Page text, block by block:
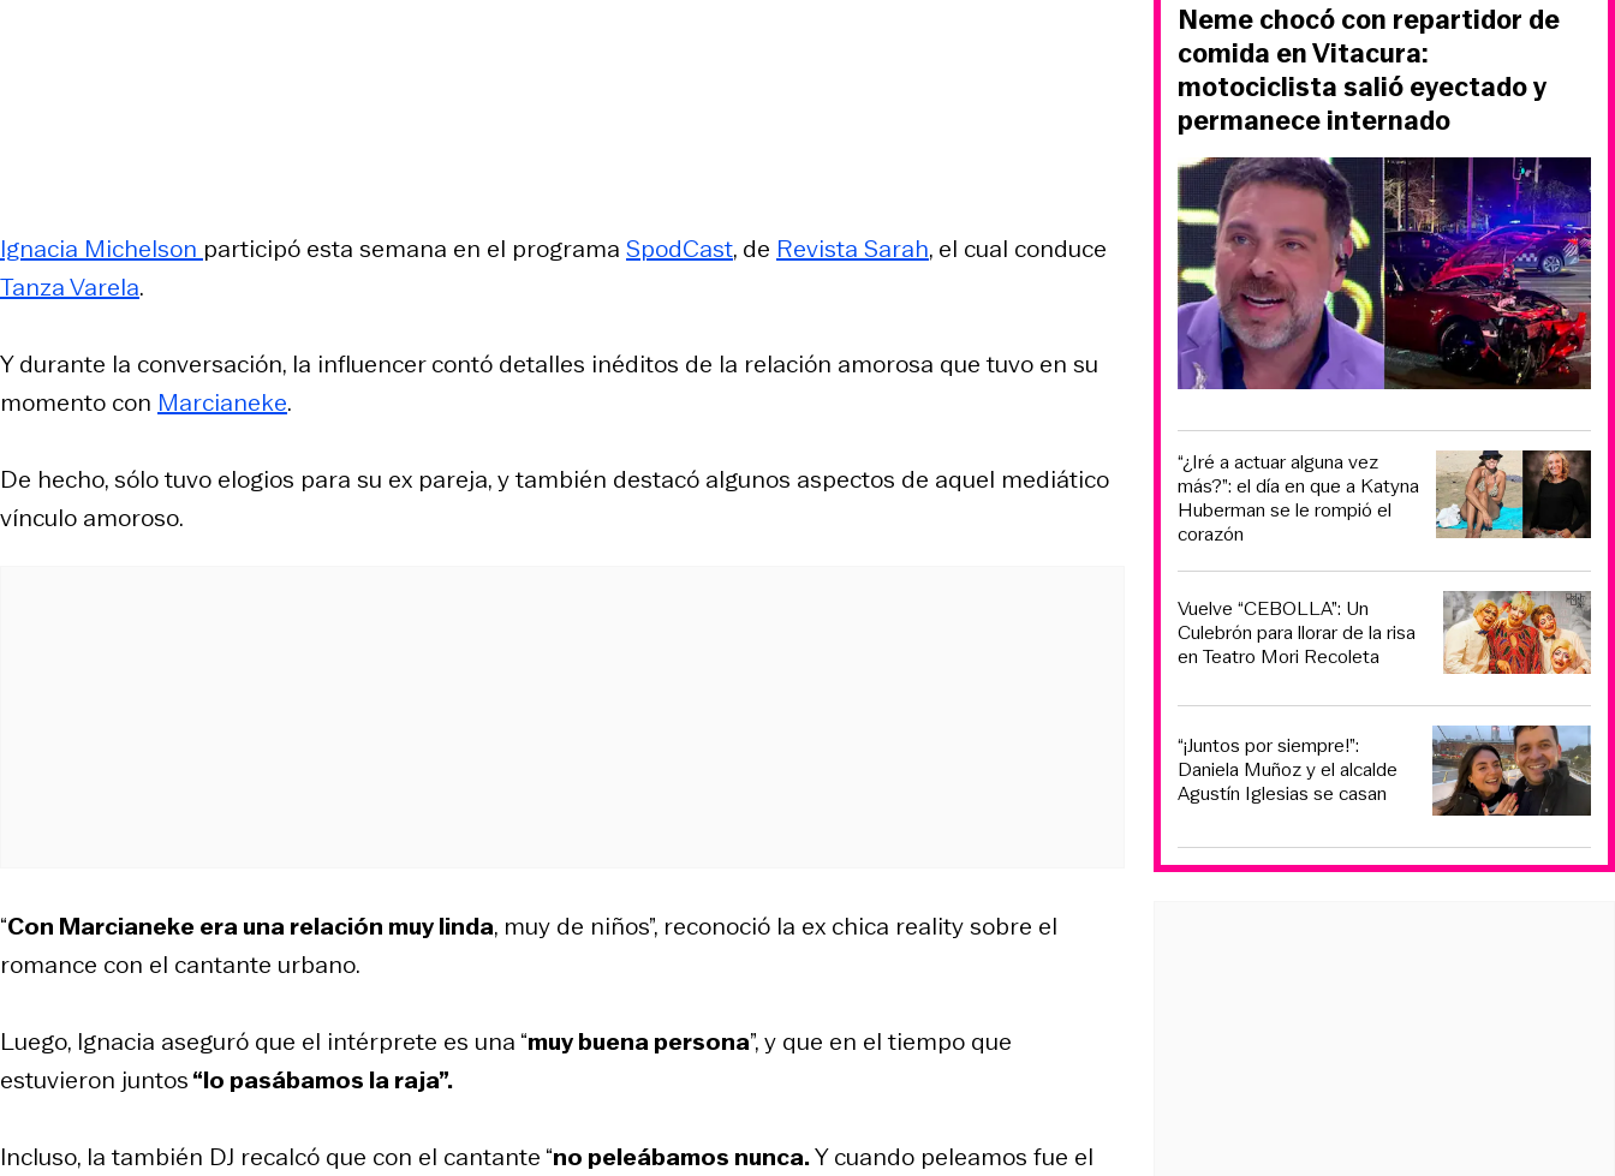
Ignacia Michelson participó esta semana en el programa SpodCast, de Revista Sarah, el cual conduce
Tanza Varela.
Y durante la conversación, la influencer contó detalles inéditos de la relación amorosa que tuvo en su
momento con Marcianeke.
De hecho, sólo tuvo elogios para su ex pareja, y también destacó algunos aspectos de aquel mediático
vínculo amoroso.
“Con Marcianeke era una relación muy linda, muy de niños”, reconoció la ex chica reality sobre el
romance con el cantante urbano.
Luego, Ignacia aseguró que el intérprete es una “muy buena persona”, y que en el tiempo que
estuvieron juntos“lo pasábamos la raja”.
Incluso, la también DJ recalcó que con el cantante “no peleábamos nunca.Y cuando peleamos fue el
Neme chocó con repartidor de
comida en Vitacura:
motociclista salió eyectado y
permanece internado
“¿Iré a actuar alguna vez
más?”: el día en que a Katyna
Huberman se le rompió el
corazón
Vuelve “CEBOLLA”: Un
Culebrón para llorar de la risa
en Teatro Mori Recoleta
“¡Juntos por siempre!”:
Daniela Muñoz y el alcalde
Agustín Iglesias se casan